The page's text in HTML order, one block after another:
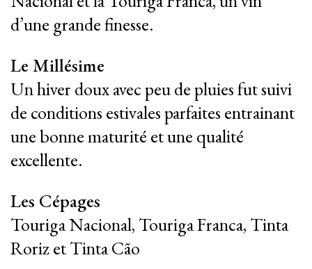
d’une grande finesse.
Le Millésime
Un hiver doux avec peu de pluies fut suivi
de conditions estivales parfaites entrainant
une bonne maturité et une qualité
excellente.
Les Cépages
Touriga Nacional, Touriga Franca, Tinta
Roriz et Tinta Cão